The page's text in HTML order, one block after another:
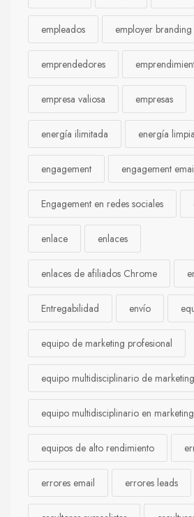
empleados employer branding
emprendedores
empresa valiosa empresas
energía ilimitada energía limpia
engagement engagement
Engagement en redes sociales
enlace enlaces
enlaces de afiliados Chrome
Entregabilidad envío
equipo de marketing profesional
equipo multidisciplinario de marketing
equipo multidisciplinario en marketing
equipos de alto rendimiento
errores email errores leads